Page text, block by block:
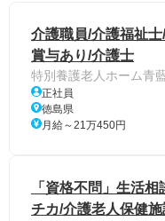
介護職員/介護福祉
賞与あり/介護士
特別養護老人ホーム青
正社員
徳島県
月給～21万450円
「資格不問」生活
チカ/介護老人保健